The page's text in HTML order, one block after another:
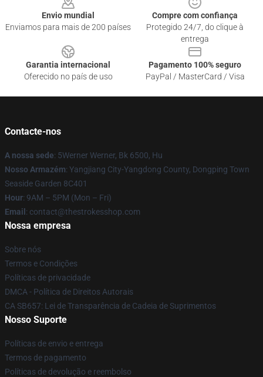
Envio mundial
Enviamos para mais de 200 países
Compre com confiança
Protegido 24/7, do clique à
entrega
Garantia internacional
Oferecido no país de uso
Pagamento 100% seguro
PayPal / MasterCard / Visa
Contacte-nos
A nossa sede: 5Werner Werner, Bk 6500, Hu
Nosso Armazém: Yangjiang City-Yangdong County, Dongping Town
Seaside Garden 8C401
Hour: 9AM – 5PM (Mon – Fri)
Email : contact@thestrokesshop.com
Nossa empresa
Sobre nós
Termos e Condições
Políticas de privacidade
DMCA - Política de Direitos Autorais
CA SB657: Lei de Transparência de Cadeia de Suprimentos
Nosso Suporte
Políticas de envio e entrega
Termos de pagamento
Políticas de devolução e reembolso